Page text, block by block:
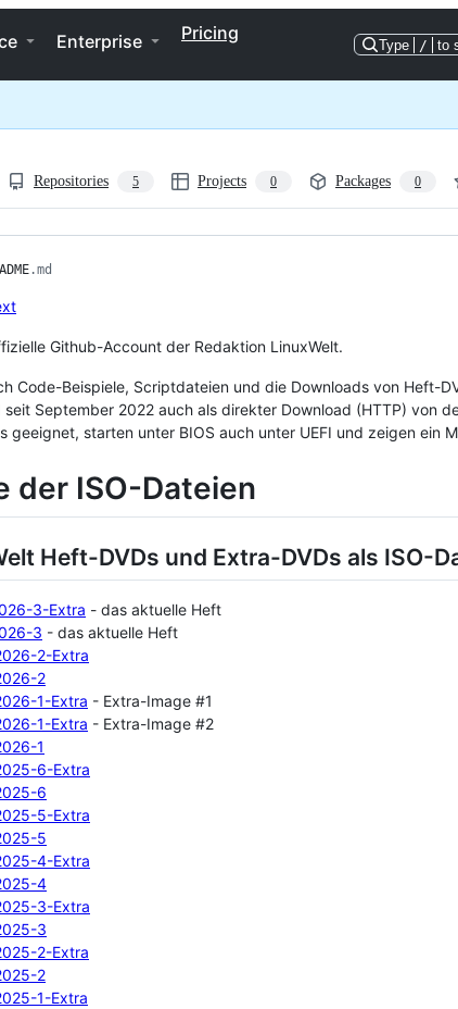
Enterprise Pricing
Type / to
Repositories 5 Projects 0 Packages 0
.md
Github-Account der Redaktion LinuxWelt.
Code-Beispiele, Scriptdateien und die Downloads von Heft-
September 2022 auch als direkter Download (HTTP) von
geeignet, starten unter BIOS auch unter UEFI und zeigen ein
der ISO-Dateien
Heft-DVDs und Extra-DVDs als ISO-
3-Extra - das aktuelle Heft
3 - das aktuelle Heft
2-Extra
2
1-Extra - Extra-Image #1
1-Extra - Extra-Image #2
1
6-Extra
6
5-Extra
5
4-Extra
4
3-Extra
3
2-Extra
2
1-Extra